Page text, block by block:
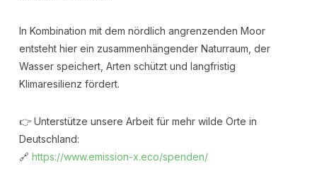
In Kombination mit dem nördlich angrenzenden Moor
entsteht hier ein zusammenhängender Naturraum, der
Wasser speichert, Arten schützt und langfristig
Klimaresilienz fördert.
👉 Unterstütze unsere Arbeit für mehr wilde Orte in
Deutschland:
🔗 https://www.emission-x.eco/spenden/